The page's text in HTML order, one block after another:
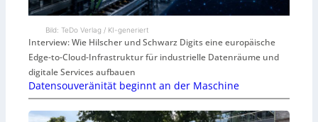
Bild: TeDo Verlag / KI-generiert
Interview: Wie Hilscher und Schwarz Digits eine europäische
Edge-to-Cloud-Infrastruktur für industrielle Datenräume und
digitale Services aufbauen
Datensouveränität beginnt an der Maschine